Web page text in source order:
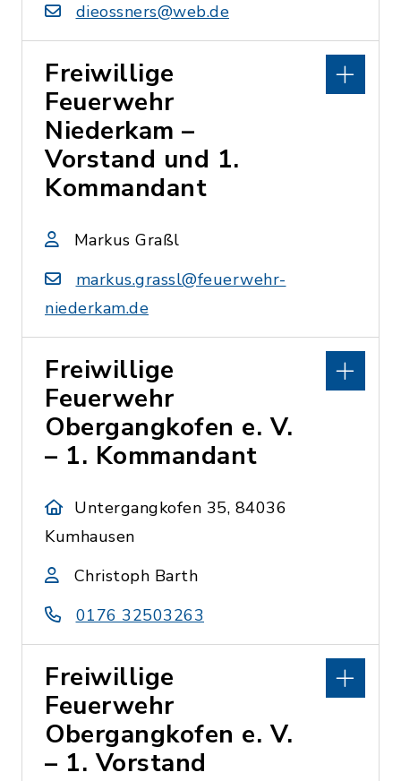
dieossners@web.de
Freiwillige
Feuerwehr
Niederkam –
Vorstand und 1.
Kommandant
Markus Graßl
markus.grassl@feuerwehr-
niederkam.de
Freiwillige
Feuerwehr
Obergangkofen e. V.
– 1. Kommandant
Untergangkofen 35, 84036
Kumhausen
Christoph Barth
0176 32503263
Freiwillige
Feuerwehr
Obergangkofen e. V.
– 1. Vorstand